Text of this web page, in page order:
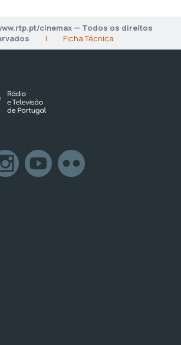
cinemax — Todos os direitos
| Ficha Técnica